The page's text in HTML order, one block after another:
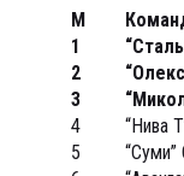
М
1
2
3
4
“Нива
5
“Суми”